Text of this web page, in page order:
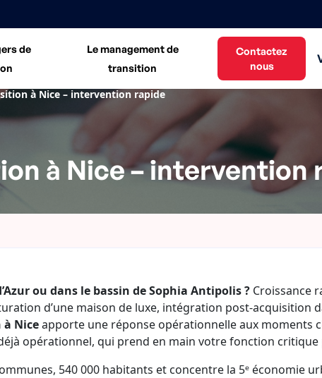
de
Le management de
transition
Contactez
nous
à Nice – intervention rapide
à Nice – intervention
ou dans le bassin de Sophia Antipolis ? Croissance
d’une maison de luxe, intégration post-acquisition
Niceapporte une réponse opérationnelle aux moments
opérationnel, qui prend en main votre fonction critique
540 000 habitants et concentre la 5ᵉ économie